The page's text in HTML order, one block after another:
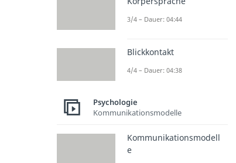
3/4 – Dauer: 04:44
Blickkontakt
4/4 – Dauer: 04:38
Psychologie
Kommunikationsmodelle
Kommunikationsmodell
e